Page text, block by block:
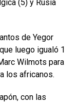
(5) y Rusia
de Yegor
luego igualó 1
Wilmots para
los africanos.
con las